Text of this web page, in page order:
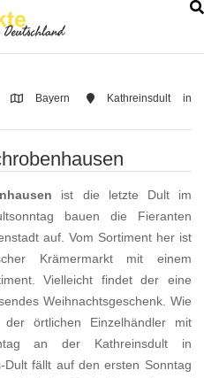
Bayern
Kathreinsdult in
ist die letzte Dult im
bauen die Fieranten
auf. Vom Sortiment her ist
Krämermarkt mit einem
Vielleicht findet der eine
Weihnachtsgeschenk. Wie
örtlichen Einzelhändler mit
an der Kathreinsdult in
Dult fällt auf den ersten Sonntag